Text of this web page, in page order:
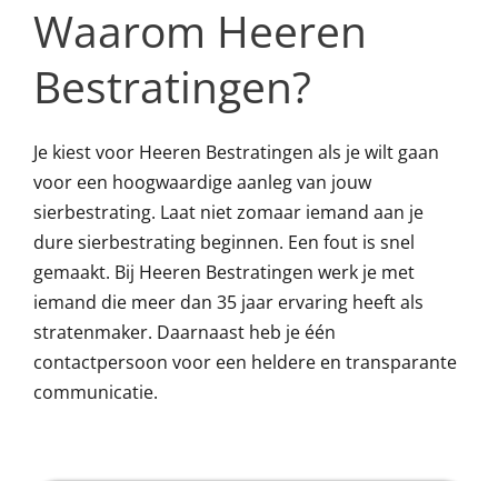
Waarom Heeren
Bestratingen?
Je kiest voor Heeren Bestratingen als je wilt gaan
voor een hoogwaardige aanleg van jouw
sierbestrating. Laat niet zomaar iemand aan je
dure sierbestrating beginnen. Een fout is snel
gemaakt. Bij Heeren Bestratingen werk je met
iemand die meer dan 35 jaar ervaring heeft als
stratenmaker. Daarnaast heb je één
contactpersoon voor een heldere en transparante
communicatie.